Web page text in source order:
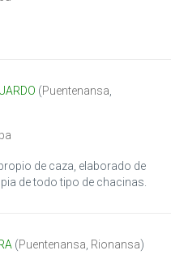
(Puentenansa
de caza, elaborado de
de todo tipo de chacinas.
(Puentenansa, Rionansa)